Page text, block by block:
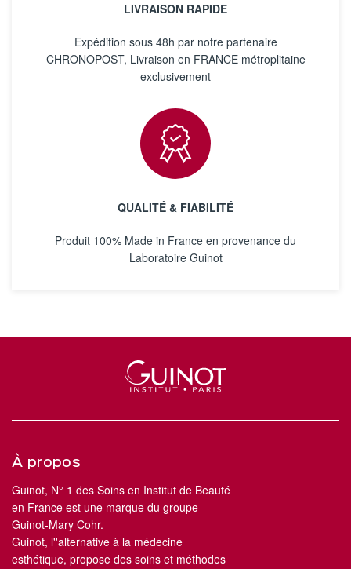
LIVRAISON RAPIDE
Expédition sous 48h par notre partenaire
CHRONOPOST, Livraison en FRANCE métroplitaine
exclusivement
QUALITÉ & FIABILITÉ
Produit 100% Made in France en provenance du
Laboratoire Guinot
À propos
Guinot, N° 1 des Soins en Institut de Beauté
en France est une marque du groupe
Guinot-Mary Cohr.
Guinot, l''alternative à la médecine
esthétique, propose des soins et méthodes